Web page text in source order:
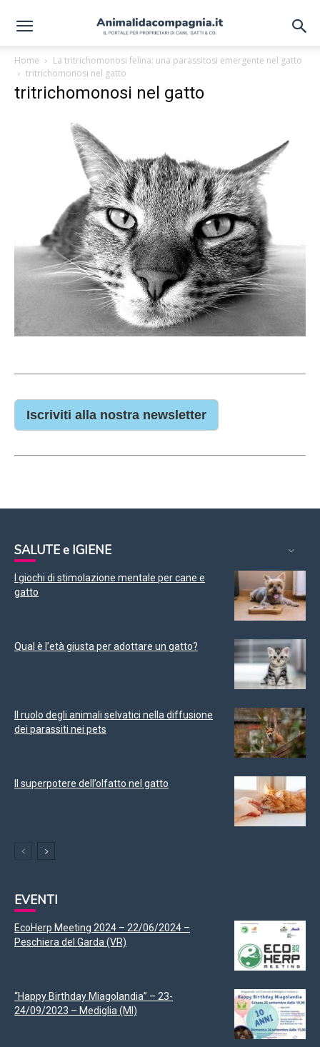
Home
La tritrichomonosi felina: una parassitosi emergente nel gatto
tritrichomonosi nel gatto
tritrichomonosi nel gatto
Iscriviti alla nostra newsletter
SALUTE e IGIENE
I giochi di stimolazione mentale per cane e
gatto
Qual è l’età giusta per adottare un gatto?
Il ruolo degli animali selvatici nella diffusione
dei parassiti nei pets
Il superpotere dell’olfatto nel gatto
EVENTI
EcoHerp Meeting 2024 – 22/06/2024 –
Peschiera del Garda (VR)
“Happy Birthday Miagolandia” – 23-
24/09/2023 – Mediglia (MI)